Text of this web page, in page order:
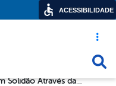
Acesso
Projeto Documentado Chega em Solidão Através da Secretaria de Cultura
ACESSIBILIDADE